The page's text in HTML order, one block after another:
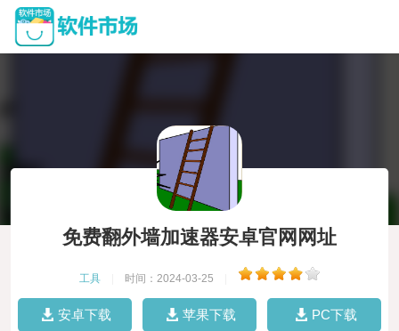
免费翻外墙加速器安卓官网网址
工具 时间：2024-03-25
安卓下载 苹果下载 PC下载